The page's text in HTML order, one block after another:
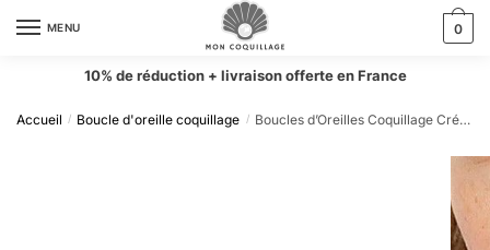
MENU 0
10% de réduction + livraison offerte en France
Accueil / Boucle d'oreille coquillage / Boucles d’Oreilles Coquillage Créoles Cauris